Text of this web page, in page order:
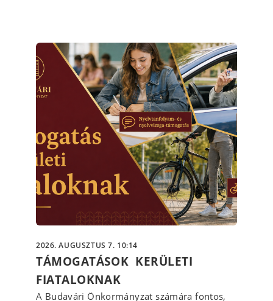
2026. AUGUSZTUS 7. 10:14
TÁMOGATÁSOK KERÜLETI
FIATALOKNAK
A Budavári Önkormányzat számára fontos,